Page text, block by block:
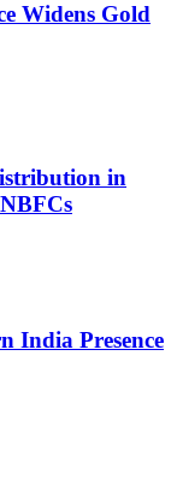
Widens Gold
in
India Presence